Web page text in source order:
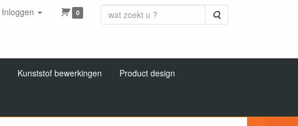
Inloggen 0 Zoeken
Kunststof bewerkingen Product design